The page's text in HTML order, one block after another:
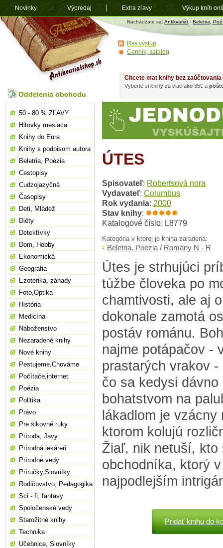
Antikvariát
shop.sk
Nachádzate sa: Antikvariát - Beletria,
ÚTES
Spisovateľ: Robertsová nora
Vydavateľ: Columbus
Rok vydania: 2000
Stav knihy:
Katalogové číslo: L8779
Kategória v ktorej je kniha zaradená:
Beletria, Poézia / Romány N - R
Útes je strhujúci
túžbe človeka po
chamtivosti, ale aj
dokonale zamotá
postáv románu.
najme potápačov -
prastarých vrakov
čo sa kedysi
bohatstvom na
lákadlom je vzácny
ktorom kolujú
Žiaľ, nik netuší, kto
obchodníka, ktorý
najpodlejším
Pridať knihu do
Chcete mat knihy bez
Vyberte si knihy za viac ako 35€ a
Oddelenia obchodu
50 - 80 % ZĽAVY
Hitovky mesiaca
Knihy do Eura
Knihy s podpisom autora
Beletria, Poézia
Cestopisy
Cudzojazyčná
Časopisy
Deti, Mládež
Diéty
Detektívky
Dom, Hobby
Ekonomická
Geografia
Ezoterika, záhady
Foto,Optika
História
Medicína
Náboženstvo
Nezaradené knihy
Nové knihy
Pestujeme,Chováme
Počítače,internet
Poézia
Politika
Právo
Pre šikovné ruky
Príroda, Javy
Prírodná lekáreň
Prírodné vedy
Príručky,Slovníky
Rodičovstvo, Pedagogika
Sci - fi, fantasy
Spoločenské vedy
Starožitné knihy
Technika
Učebnice, Slovníky
Rss výstup
Cenník, katalóg
Novinky Výpredaj Extra zľavy Výkup kníh